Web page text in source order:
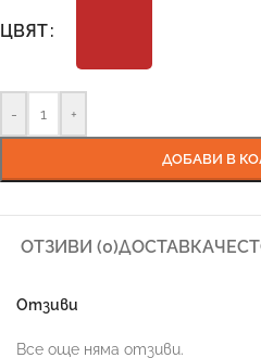
ЦВЯТ
- +
ДОБАВИ В
ОТЗИВИ (0)ДОСТАВКА
Отзиви
Все още няма отзиви.